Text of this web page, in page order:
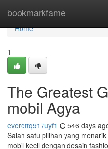
bookmarkfame
Home
Home
1
The Greatest
mobil Agya
everettq917uyf1 546 days
Salah satu pilihan yang
mobil kecil dengan desain